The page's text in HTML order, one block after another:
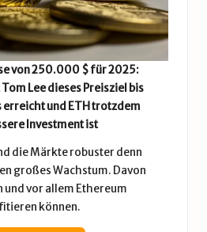
von 250.000 $ für 2025:
Lee dieses Preisziel bis
erreicht und ETH trotzdem
Investment ist
die Märkte robuster denn
großes Wachstum. Davon
und vor allem Ethereum
können.